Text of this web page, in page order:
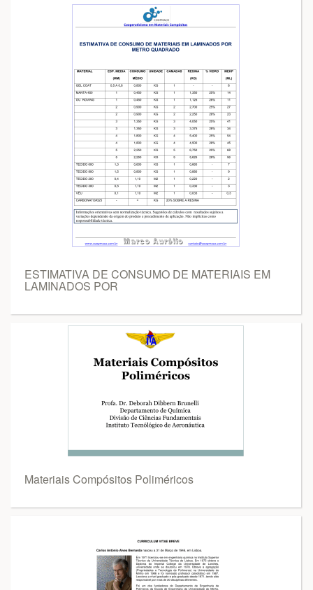
ESTIMATIVA DE CONSUMO DE MATERIAIS EM
LAMINADOS POR
Materiais Compósitos Poliméricos